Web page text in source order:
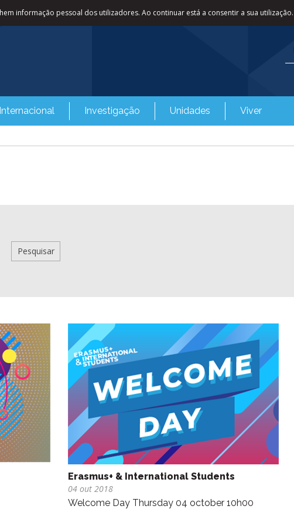
informação pessoal dos utilizadores. Ao continuar está a consentir a sua utilização.
Internacional Investigação Unidades Viver
Erasmus+ & International Students
04 out 2018
Welcome Day Thursday 04 october 10h00